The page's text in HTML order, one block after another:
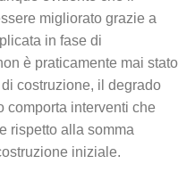
migliorato grazie a
in fase di
è praticamente mai stato
costruzione, il degrado
comporta interventi che
rispetto alla somma
iniziale.